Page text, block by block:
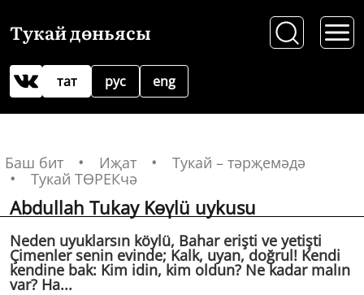
Тукай дөньясы
рус
тат eng
Баш бит Иҗат
Тукай – тәрҗемәдә
Тукай ТӨРЕКчә
Abdullah Tukay Kөүlü uykusu
Neden uyuklarsın köylü, Bahar erişti ve yetişti
Çimenler senin evinde; Kalk, uyan, doğrul! Kendi
kendine bak: Kim idin, kim oldun? Ne kadar malın
var? Ha...